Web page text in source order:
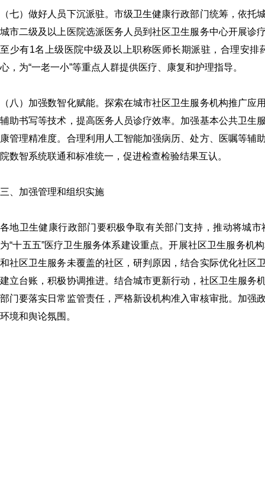
（七）做好人员下沉派驻。市级卫生健康行政部门统筹，依
城市二级及以上医院选派医务人员到社区卫生服务中心开展诊
至少有1名上级医院中级及以上职称医师长期派驻，合理安
心，为“一老一小”等重点人群提供医疗、康复和护理指导。
（八）加强数智化赋能。探索在城市社区卫生服务机构推广
辅助书写等技术，提高医务人员诊疗效率。加强基本公共卫生
康管理精准度。合理利用人工智能加强病历、处方、医嘱等
院数智系统联通和标准统一，促进检查检验结果互认。
三、加强管理和组织实施
各地卫生健康行政部门要积极争取有关部门支持，推动将城
为“十五五”医疗卫生服务体系建设重点。开展社区卫生服务
和社区卫生服务未覆盖的社区，研判原因，结合实际优化社区
建立台账，积极协调推进。结合城市更新行动，社区卫生服务
部门要落实日常监管责任，严格新设机构准入审核审批。加强
环境和舆论氛围。